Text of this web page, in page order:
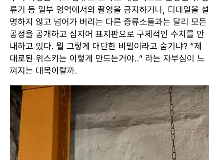
류기 등 일부 영역에서의 촬영을 금지하거나, 디테일을 설
명하지 않고 넘어가 버리는 다른 증류소들과는 달리 모든
공정을 공개하고 심지어 표지판으로 구체적인 수치를 안
내하고 있다. 뭘 그렇게 대단한 비밀이라고 숨기냐? “제
대로된 위스키는 이렇게 만드는거야..” 라는 자부심이 느
껴지는 대목이랄까.